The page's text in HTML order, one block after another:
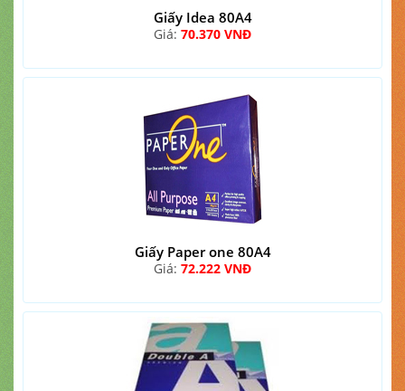
Giấy Idea 80A4
Giá: 70.370 VNĐ
Giấy Paper one 80A4
Giá: 72.222 VNĐ